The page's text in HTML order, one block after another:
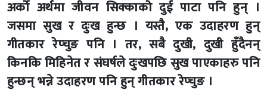
अर्को अर्थमा जीवन सिक्काको दुई पाटा पनि हुन् ।
जसमा सुख र दुःख हुन्छ । यस्तै, एक उदाहरण हुन्
गीतकार रेप्चुङ पनि । तर, सबै दुखी, दुखी हुँदैनन्
किनकि मिहिनेत र संघर्षले दुःखपछि सुख पाएकाहरु पनि
हुन्छन् भन्ने उदाहरण पनि हुन् गीतकार रेप्चुङ ।